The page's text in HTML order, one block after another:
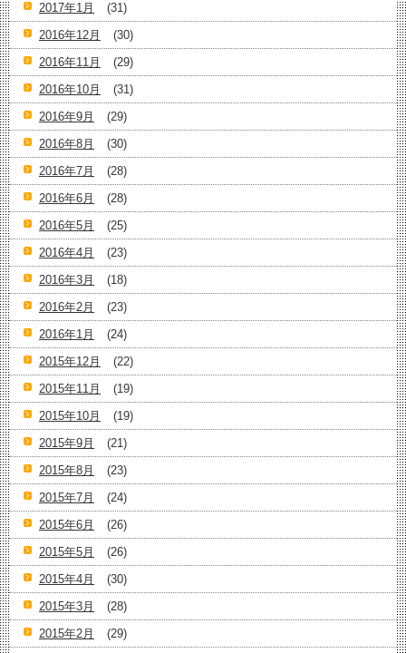
2017年1月
(31)
2016年12月
(30)
2016年11月
(29)
2016年10月
(31)
2016年9月
(29)
2016年8月
(30)
2016年7月
(28)
2016年6月
(28)
2016年5月
(25)
2016年4月
(23)
2016年3月
(18)
2016年2月
(23)
2016年1月
(24)
2015年12月
(22)
2015年11月
(19)
2015年10月
(19)
2015年9月
(21)
2015年8月
(23)
2015年7月
(24)
2015年6月
(26)
2015年5月
(26)
2015年4月
(30)
2015年3月
(28)
2015年2月
(29)